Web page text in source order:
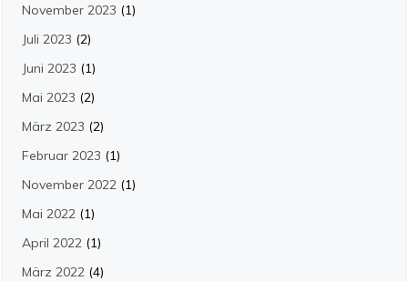
November 2023 (1)
Juli 2023 (2)
Juni 2023 (1)
Mai 2023 (2)
März 2023 (2)
Februar 2023 (1)
November 2022 (1)
Mai 2022 (1)
April 2022 (1)
März 2022 (4)